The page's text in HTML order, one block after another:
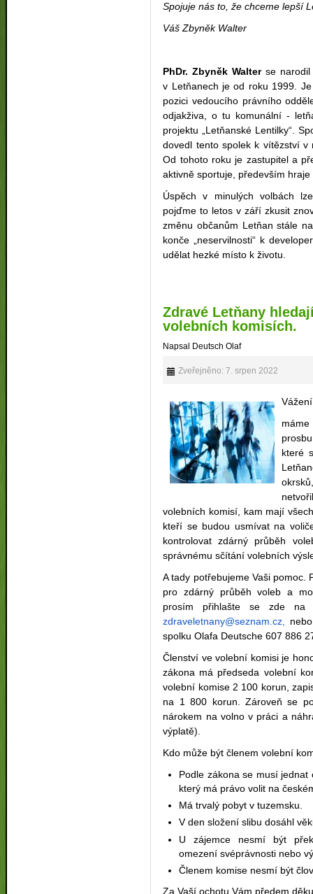
Spojuje nás to, že chceme lepší
Váš Zbyněk Walter
PhDr. Zbyněk Walterse narodil
v Letňanech je od roku 1999.
pozici vedoucího právního
odjakživa, o tu komunální -
projektu „Letňanské Lentilky“.
dovedl tento spolek k vítězství v
Od tohoto roku je zastupitel a
aktivně sportuje, především
Úspěch v minulých volbách
pojďme to letos v září zkusit
změnu občanům Letňan stále
konče „neservilnosti“ k
udělat hezké místo k životu.
Zdravé Letňany
volebních komisích.
Napsal Deutsch Olaf
Zveřejněno: 7. srpen 2022
máme
které
volebních komisí, kam mají
kteří se budou usmívat na
kontrolovat zdárný průběh
správnému sčítání volebních
A tady potřebujeme Vaši
pro zdárný průběh voleb a
prosím přihlašte se zde na
zdraveletnany@seznam.cz
spolku Olafa Deutsche 607 886
Členství ve volební komisi je
zákona má předseda volební
volební komise 2 100 korun,
na 1 800 korun. Zároveň se
nárokem na volno v práci a
výplatě).
Kdo může být členem volební
Podle zákona se musí
který má právo volit na
Má trvalý pobyt v tuzemsku.
V den složení slibu dosáhl
U zájemce nesmí být
omezení svéprávnosti nebo
Členem komise nesmí být
Za Vaší ochotu Vám předem